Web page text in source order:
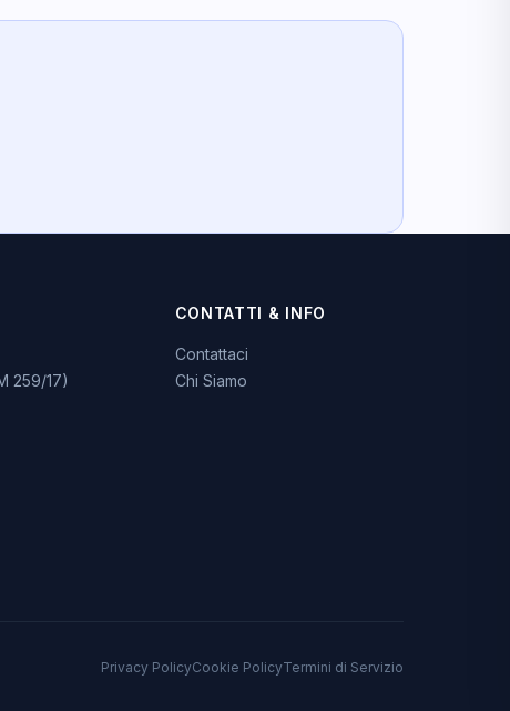
259/17)
CONTATTI & INFO
Contattaci
Chi Siamo
Privacy PolicyCookie PolicyTermini di Servizio